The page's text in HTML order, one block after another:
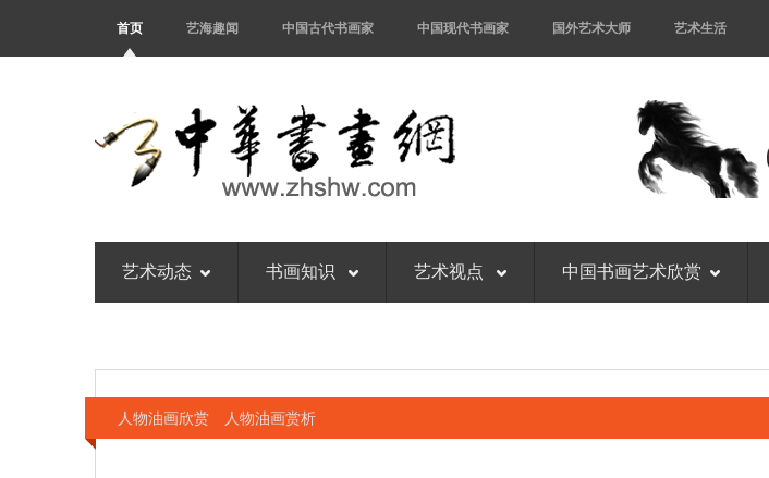
首页 艺海趣闻 中国古代书画家 中国现代书画家 国外艺术大师 艺术生活
艺术动态 书画知识 艺术视点 中国书画艺术欣赏
人物油画欣赏 人物油画赏析